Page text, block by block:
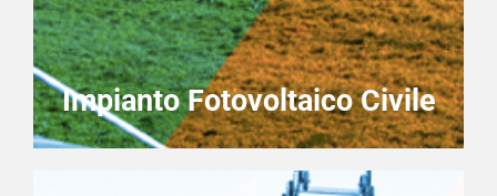
Impianto Fotovoltaico Civile